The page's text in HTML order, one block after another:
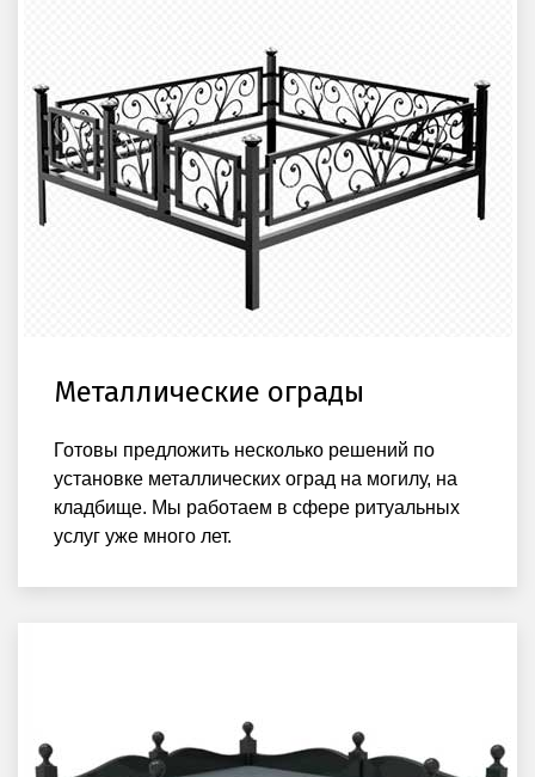
Металлические ограды
Готовы предложить несколько решений по
установке металлических оград на могилу, на
кладбище. Мы работаем в сфере ритуальных
услуг уже много лет.